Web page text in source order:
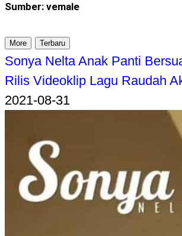
Sumber: vemale
More Terbaru
Sonya Nelta Anak Panti
Rilis Videoklip Lagu Raudah
2021-08-31